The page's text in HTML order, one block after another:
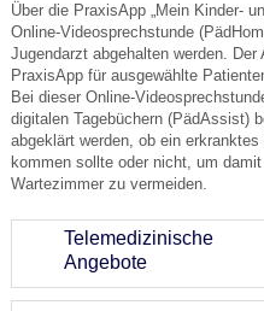
Über die PraxisApp „Mein Kinder-
Online-Videosprechstunde
Jugendarzt abgehalten werden.
PraxisApp für ausgewählte
Bei dieser Online-
digitalen Tagebüchern (PädAssist)
abgeklärt werden, ob ein
kommen sollte oder nicht, um
Wartezimmer zu vermeiden.
Telemedizinische
Angebote